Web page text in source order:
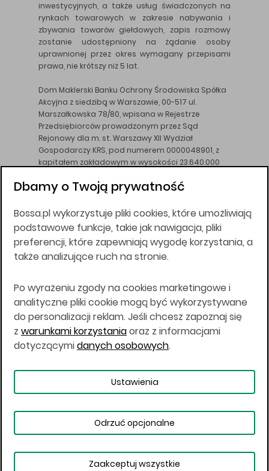
inwestycyjnych, a także usług świadczonych na
rynkach towarowych w zakresie nabywania i
zbywania towarów giełdowych, zapis rozmowy
zostanie udostępniony na żądanie osoby
uprawnionej przez okres wymagany przepisami
prawa, nie krótszy niż 5 lat.
Dom Maklerski Banku Ochrony Środowiska Spółka
Akcyjna z siedzibą w Warszawie, 00-517 ul.
Marszałkowska 78/80, wpisana w Rejestrze
Przedsiębiorców prowadzonym przez Sąd
Rejonowy dla m. st. Warszawy XII Wydział
Gospodarczy KRS, pod numerem 0000048901, z
kapitałem zakładowym w wysokości 23.640.000
DM BOŚ działa na podstawie zezwolenia KNF z dnia
Wszelkie informacje na niniejszej stronie w tym
informacje o produktach inwestycyjnych nie są
kierowane do osób mających miejsce
zamieszkania lub pobytu w Stanach
Japonii, ani w dowolnej innej jurysdykcji, w której
taki materiał byłby sprzeczny z prawem lub w
których zgodne z prawem nabycie produktów
inwestycyjnych nie jest możliwe lub w której nie
jest możliwe złożenie oferty. Prawa obowiązujące
w danej jurysdykcji określają, czy jest możliwe
nabycie poszczególnych produktów
Copyright © 2026 BOŚ | BOSSA.PL
Warunki korzystania
Dane osobowe
Dbamy o Twoją prywatność
Bossa.pl wykorzystuje pliki cookies, które umożliwiają
podstawowe funkcje, takie jak nawigacja, pliki
preferencji, które zapewniają wygodę korzystania, a
także analizujące ruch na stronie.
Po wyrażeniu zgody na cookies marketingowe i
analityczne pliki cookie mogą być wykorzystywane
do personalizacji reklam. Jeśli chcesz zapoznaj się
z warunkami korzystaniaoraz z informacjami
dotyczącymidanych osobowych.
Ustawienia
Odrzuć opcjonalne
Zaakceptuj wszystkie